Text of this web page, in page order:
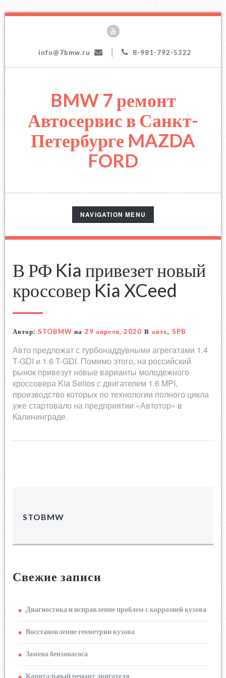
info@7bmw.ru 8-981-792-5322
BMW 7 ремонт
Автосервис в Санкт-
Петербурге MAZDA
FORD
TOGGLE
NAVIGATION
NAVIGATION MENU
В РФ Kia привезет новый
кроссовер Kia XCeed
Автор: STOBMW на 29 апреля, 2020 В авто, SPB
Авто предложат с турбонаддувными агрегатами 1.4
T-GDI и 1.6 T-GDI. Помимо этого, на российский
рынок привезут новые варианты молодежного
кроссовера Kia Seltos с двигателем 1.6 MPI,
производство которых по технологии полного цикла
уже стартовало на предприятии «Автотор» в
Калининграде.
STOBMW
Свежие записи
Диагностика и исправление проблем с коррозией кузова
Восстановление геометрии кузова
Замена бензонасоса
Капитальный ремонт двигателя